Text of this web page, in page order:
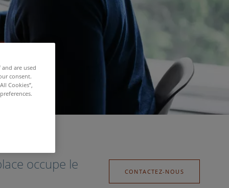
occupe le
CONTACTEZ-NOUS
are used
consent.
Cookies”,